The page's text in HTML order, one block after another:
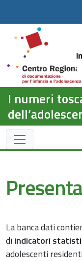
I numeri
La banca dati
diindicatori
adolescenti